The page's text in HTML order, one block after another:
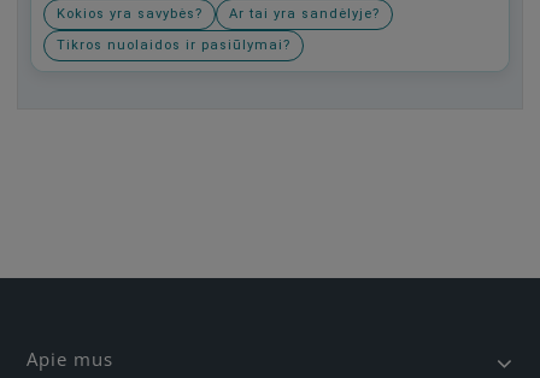
Kokios yra savybės?
Ar tai yra sandėlyje?
Tikros nuolaidos ir pasiūlymai?
Apie mus